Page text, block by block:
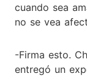
cuando sea
no se vea
-Firma esto.
entregó un